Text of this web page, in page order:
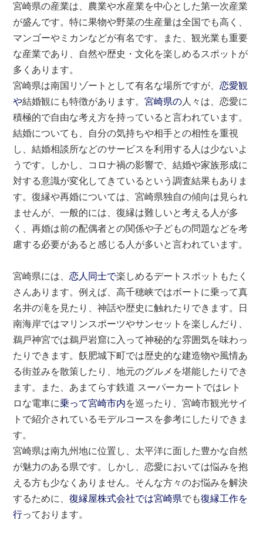
宮崎県の産業は、農業や水産業を中心とした第一次産業
が盛んです。特に果物や野菜の生産量は全国でも高く、
マンゴーやミカンなどが有名です。また、観光業も重要
な産業であり、自然や歴史・文化を楽しめるスポットが
多くあります。
宮崎県は南国リゾートとして有名な場所ですが、恋愛観
や結婚観にも特徴があります。宮崎県の 人々は、恋愛に
積極的で自由な考え方を持っていると言われています。
結婚についても、自分の気持ちや相手との相性を重視
し、結婚相談所などのサービスを利用する人は少ないよ
うです。しかし、コロナ禍の影響で、結婚や家族形成に
対する意識が変化してきているという調査結果もありま
す。復縁や再婚については、宮崎県独自の傾向は見られ
ませんが、一般的には、復縁は難しいと考える人が多
く、再婚は前の配偶者との関係や子どもの問題などを考
慮する必要があると感じる人が多いと言われています。
宮崎県には、恋人同士で楽しめるデートスポットもたく
さんあります。例えば、高千穂峡ではボートに乗って真
名井の滝を見たり、神話や歴史に触れたりできます。日
南海岸ではマリンスポーツやサンセットを楽しんだり、
鵜戸神宮では鵜戸岩窟に入って神秘的な雰囲気を味わっ
たりできます。飫肥城下町では歴史的な建造物や風情あ
る街並みを散策したり、地元のグルメを堪能したりでき
ます。また、あまてらす鉄道 スーパーカートではレト
ロな電車に乗って宮崎市内を巡ったり、宮崎市観光サイ
トで紹介されているモデルコースを参考にしたりできま
す。
宮崎県は南九州地に位置し、太平洋に面した豊かな自然
が魅力のある県です。しかし、恋愛においては悩みを抱
える方も少なくありません。そんな方々のお悩みを解決
するために、復縁屋株式会社では宮崎県でも復縁工作を
行っております。